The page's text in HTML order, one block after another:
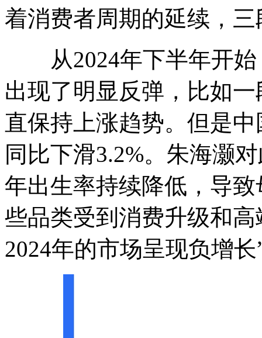
着消费者周期的延续，
从2024年下半年开始
出现了明显反弹，比如
直保持上涨趋势。但是
同比下滑3.2%。朱海灏
年出生率持续降低，导
些品类受到消费升级和
2024年的市场呈现负增长